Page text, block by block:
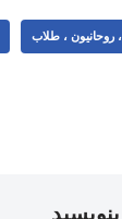
روحانیون ، طلاب